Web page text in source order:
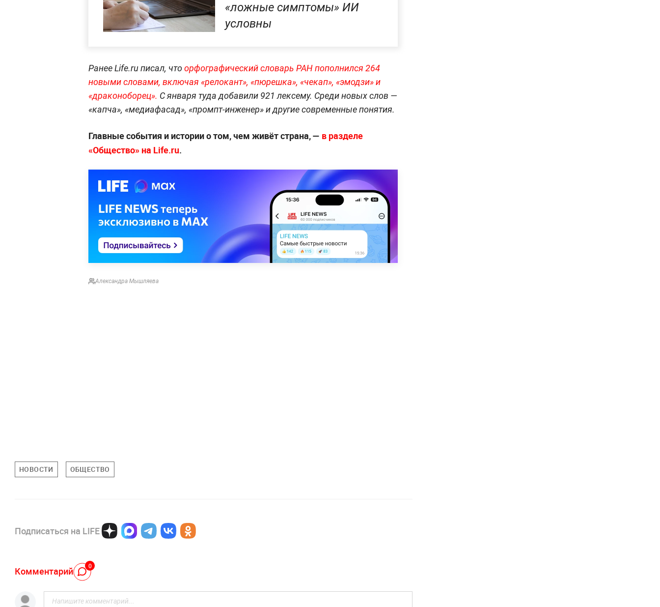
«ложные симптомы» ИИ
условны
Ранее Life.ru писал, чтоорфографический словарь РАН пополнился 264
новыми словами, включая «релокант», «пюрешка», «чекап», «эмодзи» и
«драконоборец». С января туда добавили 921 лексему. Среди новых слов —
«капча», «медиафасад», «промпт-инженер» и другие современные понятия.
Главные события и истории о том, чем живёт страна, — в разделе
«Общество» на Life.ru.
Александра Мышляева
НОВОСТИ ОБЩЕСТВО
Подписаться на LIFE
Комментарий 0